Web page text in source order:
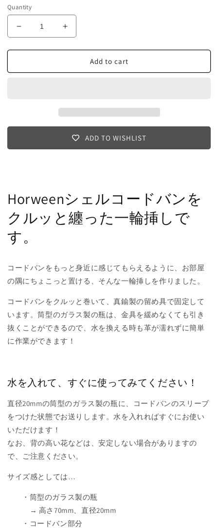
Quantity
Decrease
quantity
for
Flower
コ
一
輪
挿
し
Increase
quantity
for
Flower
ェ
ル
コ
ー
一
輪
挿
Add to cart
ADD TO WISHLIST
Horweenシェルコードバンを
クルッと纏った一輪挿しで
す。
コードバンをもっと身近に感じてもらえるように、お部屋
の隅にちょこっと置ける、そんな一輪挿しを作りました。
コードバンをクルッと巻いて、真鍮製の留め具で固定して
います。筒型のガラス製の瓶は、金具を緩めなくても引き
抜くことができるので、水を換える時も革が濡れずに簡単
に作業ができます！
水を入れて、すぐに使ってみてください！
直径20mmの筒型のガラス製の瓶に、コードバンのスリーブ
をつけた状態でお送りします。水を入れればすぐにお使い
いただけます！
なお、背の高い花などは、安定しない場合がありますの
で、ご注意ください。
サイズ感としては…
・筒型のガラス製の瓶
→ 高さ70mm、直径20mm
・コードバン部分